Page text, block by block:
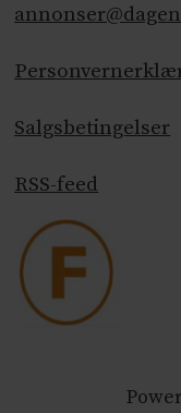
Salgsbetingelser
RSS-feed